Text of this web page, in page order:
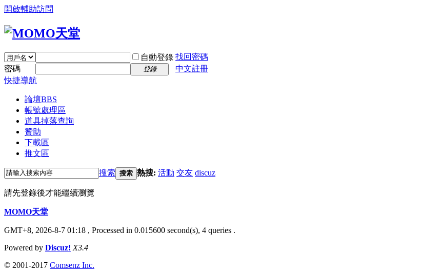
開啟輔助訪問
自動登錄 找回密碼
密碼
登錄
中文註冊
快捷導航
論壇BBS
帳號處理區
道具掉落查詢
贊助
下載區
推文區
搜索 搜索 熱搜: 活動 交友 discuz
請先登錄後才能繼續瀏覽
MOMO天堂
GMT+8, 2026-8-7 01:18 , Processed in 0.015600 second(s), 4 queries .
Powered by Discuz! X3.4
© 2001-2017 Comsenz Inc.